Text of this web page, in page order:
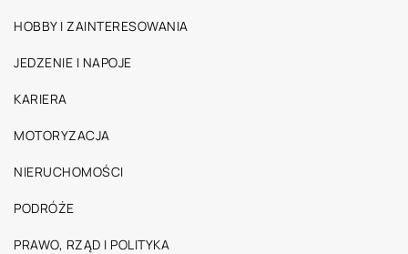
HOBBY I ZAINTERESOWANIA
JEDZENIE I NAPOJE
KARIERA
MOTORYZACJA
NIERUCHOMOŚCI
PODRÓŻE
PRAWO, RZĄD I POLITYKA